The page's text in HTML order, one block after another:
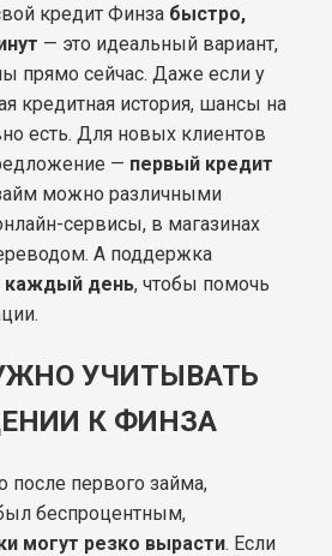
кредит Финза быстро,
— это идеальный вариант,
прямо сейчас. Даже если у
кредитная история, шансы на
есть. Для новых клиентов
— первый кредит
можно различными
сервисы, в магазинах
А поддержка
каждый день, чтобы помочь
УЧИТЫВАТЬ
К ФИНЗА
после первого займа,
беспроцентным,
могут резко вырасти. Если